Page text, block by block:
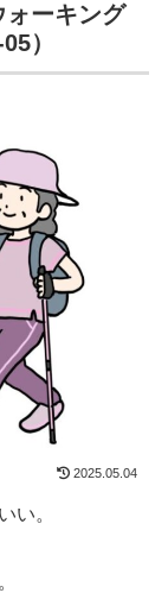
ォーキング
）
2025.05.04
い。